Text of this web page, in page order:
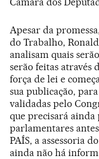
Apesar da
do Trabalho,
analisam quais
serão feitas através
força de lei e
sua publicação,
validadas pelo
que precisará ainda
parlamentares
PAÍS, a assessoria
ainda não há